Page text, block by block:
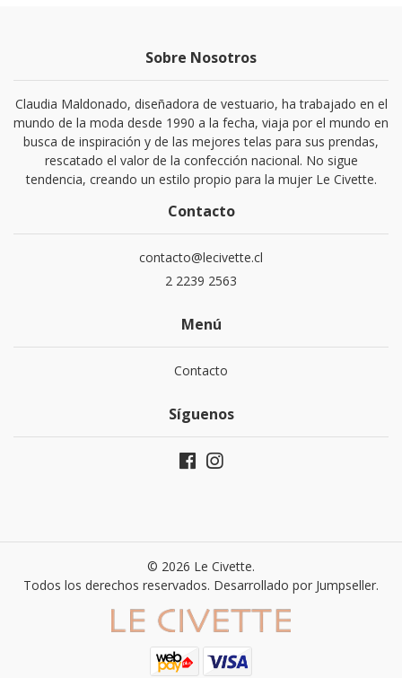
Sobre Nosotros
Claudia Maldonado, diseñadora de vestuario, ha trabajado en el
mundo de la moda desde 1990 a la fecha, viaja por el mundo en
busca de inspiración y de las mejores telas para sus prendas,
rescatado el valor de la confección nacional. No sigue
tendencia, creando un estilo propio para la mujer Le Civette.
Contacto
contacto@lecivette.cl
2 2239 2563
Menú
Contacto
Síguenos
© 2026 Le Civette.
Todos los derechos reservados. Desarrollado por Jumpseller.